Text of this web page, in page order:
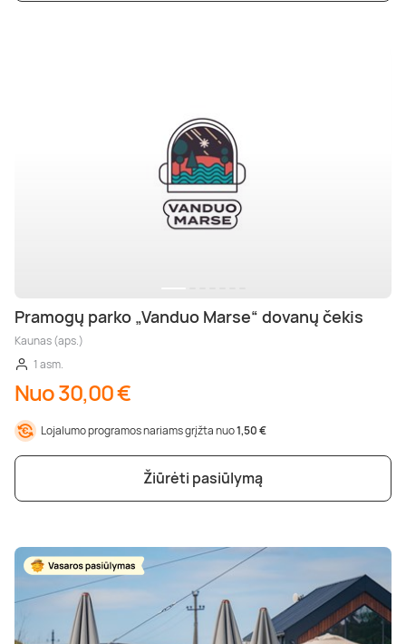
Pramogų parko „Vanduo Marse“ dovanų čekis
Kaunas (aps.)
1 asm.
Nuo 30,00 €
Lojalumo programos nariams grįžta nuo1,50 €
Žiūrėti pasiūlymą